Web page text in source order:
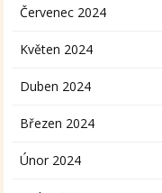
Červenec 2024
Květen 2024
Duben 2024
Březen 2024
Únor 2024